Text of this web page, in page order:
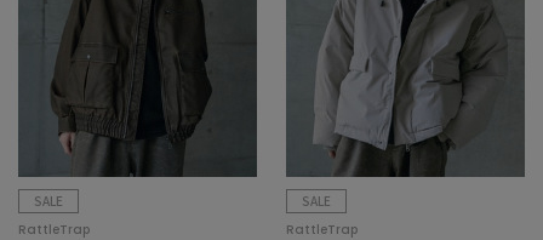
SALE
RattleTrap
SALE
RattleTrap